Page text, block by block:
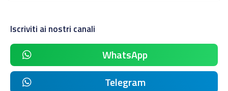
Iscriviti ai nostri canali
WhatsApp
Telegram